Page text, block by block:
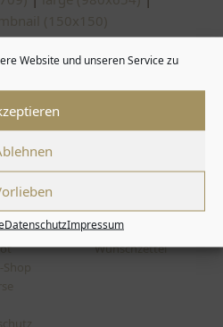
Website und unseren Service zu
DatenschutzImpressum
Hour
Mein Konto
Warenkorb
Bestellstatus
Wunschzettel
Facebook